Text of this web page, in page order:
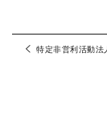
特定非営利活動法人